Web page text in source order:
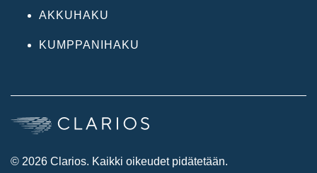
AKKUHAKU
KUMPPANIHAKU
© 2026 Clarios. Kaikki oikeudet pidätetään.